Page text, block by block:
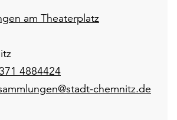
am Theaterplatz
4884424
chemnitz.de